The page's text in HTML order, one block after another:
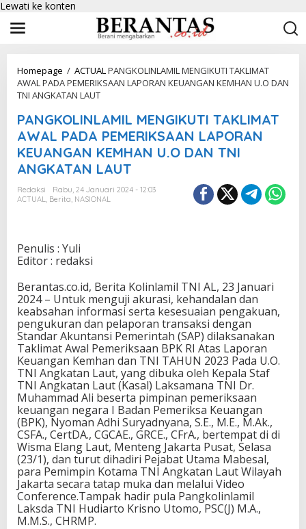
Lewati ke konten
Homepage / ACTUALPANGKOLINLAMIL MENGIKUTI TAKLIMAT
AWAL PADA PEMERIKSAAN LAPORAN KEUANGAN KEMHAN U.O DAN
TNI ANGKATAN LAUT
PANGKOLINLAMIL MENGIKUTI TAKLIMAT
AWAL PADA PEMERIKSAAN LAPORAN
KEUANGAN KEMHAN U.O DAN TNI
ANGKATAN LAUT
Redaksi
Rabu, 24 Januari 2024 - 12:03
ACTUAL, Berita, NASIONAL
Penulis : Yuli
Editor : redaksi
Berantas.co.id, Berita Kolinlamil TNI AL, 23 Januari
2024 – Untuk menguji akurasi, kehandalan dan
keabsahan informasi serta kesesuaian pengakuan,
pengukuran dan pelaporan transaksi dengan
Standar Akuntansi Pemerintah (SAP) dilaksanakan
Taklimat Awal Pemeriksaan BPK RI Atas Laporan
Keuangan Kemhan dan TNI TAHUN 2023 Pada U.O.
TNI Angkatan Laut, yang dibuka oleh Kepala Staf
TNI Angkatan Laut (Kasal) Laksamana TNI Dr.
Muhammad Ali beserta pimpinan pemeriksaan
keuangan negara I Badan Pemeriksa Keuangan
(BPK), Nyoman Adhi Suryadnyana, S.E., M.E., M.Ak.,
CSFA., CertDA., CGCAE., GRCE., CFrA., bertempat di di
Wisma Elang Laut, Menteng Jakarta Pusat, Selasa
(23/1), dan turut dihadiri Pejabat Utama Mabesal,
para Pemimpin Kotama TNI Angkatan Laut Wilayah
Jakarta secara tatap muka dan melalui Video
Conference.Tampak hadir pula Pangkolinlamil
Laksda TNI Hudiarto Krisno Utomo, PSC(J) M.A.,
M.M.S., CHRMP.